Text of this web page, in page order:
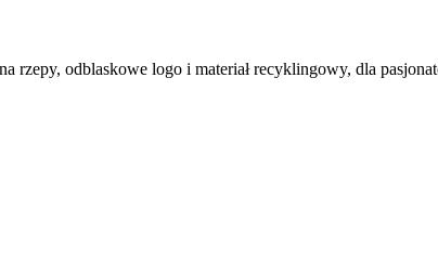
rzepy, odblaskowe logo i materiał recyklingowy, dla